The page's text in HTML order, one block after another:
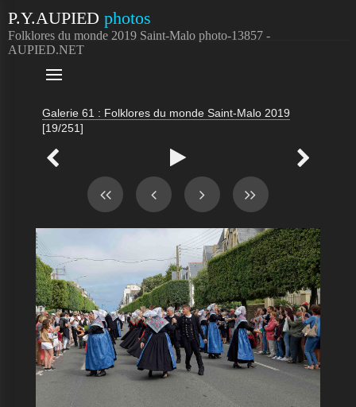
P.Y.AUPIED photos
Folklores du monde 2019 Saint-Malo photo-13857 -
AUPIED.NET

Galerie 61 : Folklores du monde Saint-Malo 2019
[19/251]
  